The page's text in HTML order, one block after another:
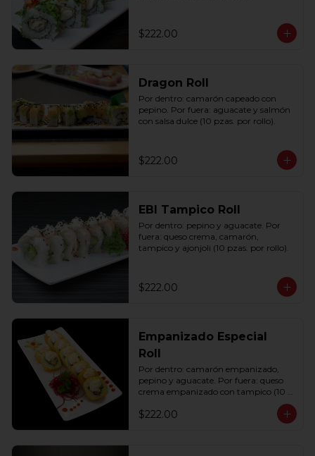
$222.00
Dragon Roll
Por dentro: camarón capeado con
pepino. Por fuera: aguacate y salmón
con salsa dulce (10 pzas. por rollo).
$222.00
EBI Tampico Roll
Por dentro: pepino y aguacate. Por
fuera: queso crema, camarón,
tampico y ajonjoli (10 pzas. por rollo).
$222.00
Empanizado Especial
Roll
Por dentro: camarón empanizado,
pepino y aguacate. Por fuera: queso
crema empanizado con tampico (10
$222.00